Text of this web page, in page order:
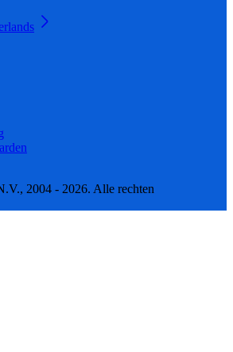
2004 - 2026. Alle rechten